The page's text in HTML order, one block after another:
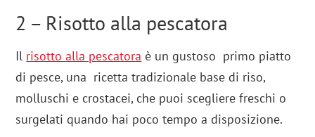
2 – Risotto alla pescatora
Il risotto alla pescatora è un gustoso primo piatto
di pesce, una ricetta tradizionale base di riso,
molluschi e crostacei, che puoi scegliere freschi o
surgelati quando hai poco tempo a disposizione.